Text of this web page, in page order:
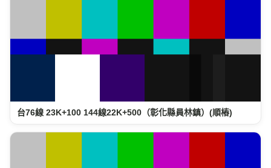
台76線 23K+100 144線22K+500（彰化縣員林鎮）(順樁)